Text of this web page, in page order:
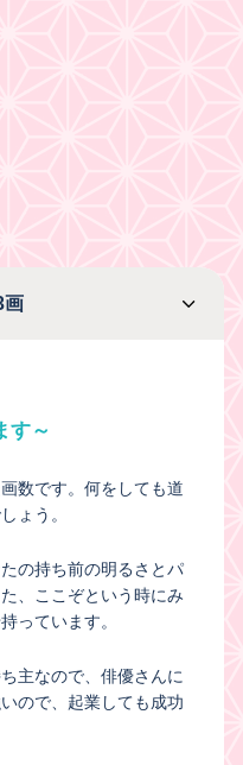
画
す～
数です。何をしても道
ょう。
の持ち前の明るさとパ
、ここぞという時にみ
っています。
主なので、俳優さんに
ので、起業しても成功